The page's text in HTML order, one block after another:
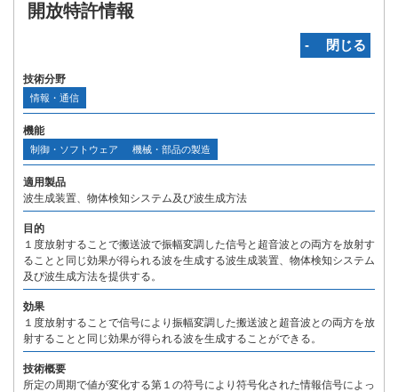
開放特許情報
‐ 閉じる
技術分野
情報・通信
機能
制御・ソフトウェア 機械・部品の製造
適用製品
波生成装置、物体検知システム及び波生成方法
目的
１度放射することで搬送波で振幅変調した信号と超音波との両方を放射す
ることと同じ効果が得られる波を生成する波生成装置、物体検知システム
及び波生成方法を提供する。
効果
１度放射することで信号により振幅変調した搬送波と超音波との両方を放
射することと同じ効果が得られる波を生成することができる。
技術概要
所定の周期で値が変化する第１の符号により符号化された情報信号によっ